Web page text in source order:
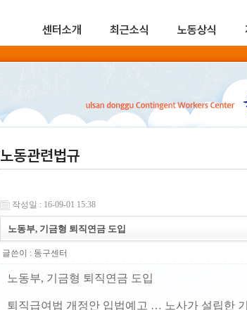
센터소개 최근소식 노동상식
노동관련법규
작성일 : 16-09-01 15:38
노동부, 기금형 퇴직연금 도입
글쓴이 : 동구센터
노동부, 기금형 퇴직연금 도입
퇴직급여법 개정안 입법예고 … 노사가 설립한